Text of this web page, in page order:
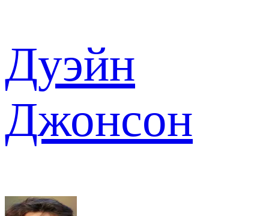
Дуэйн
Джонсон